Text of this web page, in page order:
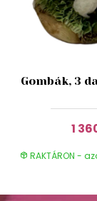
Gombák, 3
1
RAKTÁRON -